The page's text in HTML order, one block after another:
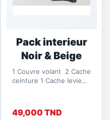
Pack interieur
Noir & Beige
1 Couvre volant 2 Cache
ceinture 1 Cache levie
49,000 TND